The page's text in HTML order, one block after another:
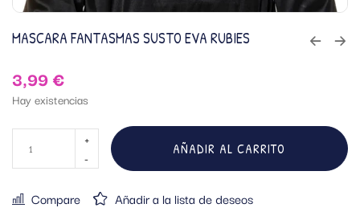
MASCARA FANTASMAS SUSTO EVA RUBIES
3,99€
Hay existencias
AÑADIR AL CARRITO
Compare Añadir a la lista de deseos